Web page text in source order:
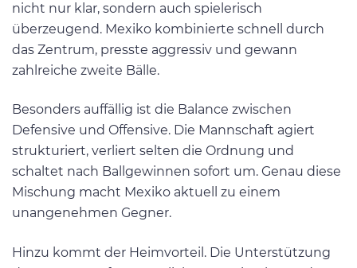
nicht nur klar, sondern auch spielerisch
überzeugend. Mexiko kombinierte schnell durch
das Zentrum, presste aggressiv und gewann
zahlreiche zweite Bälle.
Besonders auffällig ist die Balance zwischen
Defensive und Offensive. Die Mannschaft agiert
strukturiert, verliert selten die Ordnung und
schaltet nach Ballgewinnen sofort um. Genau diese
Mischung macht Mexiko aktuell zu einem
unangenehmen Gegner.
Hinzu kommt der Heimvorteil. Die Unterstützung